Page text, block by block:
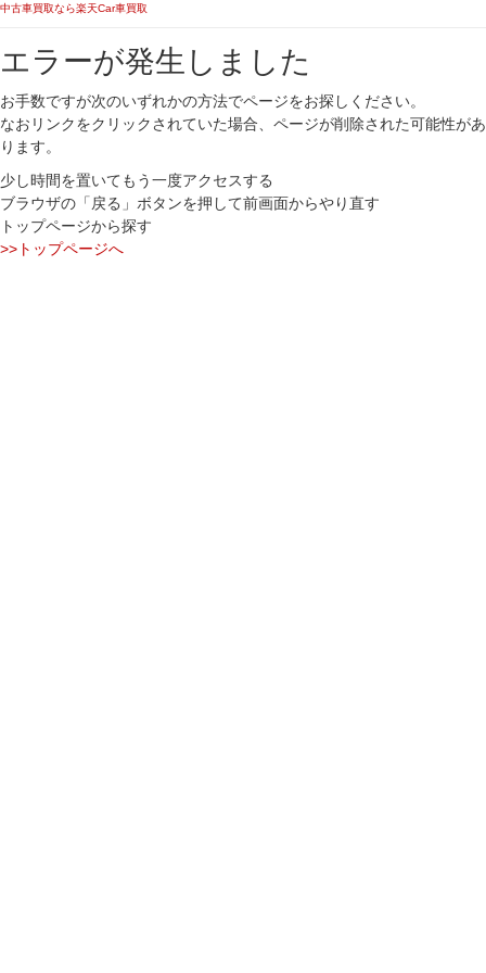
中古車買取なら楽天Car車買取
エラーが発生しました
お手数ですが次のいずれかの方法でページをお探しください。
なおリンクをクリックされていた場合、ページが削除された可能性があ
ります。
少し時間を置いてもう一度アクセスする
ブラウザの「戻る」ボタンを押して前画面からやり直す
トップページから探す
>>トップページへ